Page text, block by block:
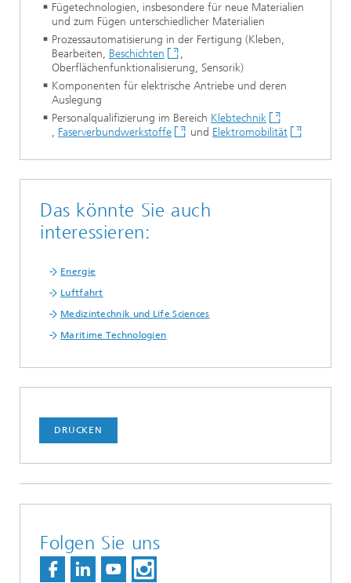
Fügetechnologien, insbesondere für neue Materialien
und zum Fügen unterschiedlicher Materialien
Prozessautomatisierung in der Fertigung (Kleben,
Bearbeiten, Beschichten
,
Oberflächenfunktionalisierung, Sensorik)
Komponenten für elektrische Antriebe und deren
Auslegung
Personalqualifizierung im Bereich Klebtechnik
, Faserverbundwerkstoffe und Elektromobilität
Das könnte Sie auch
interessieren:
Energie
Luftfahrt
Medizintechnik und Life Sciences
Maritime Technologien
DRUCKEN
Folgen Sie uns